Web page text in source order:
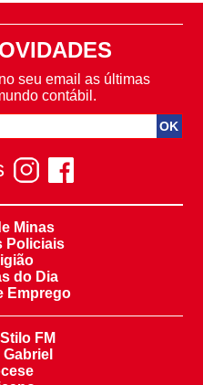
seu email as últimas
contábil.
Minas
Policiais
do Dia
Emprego
FM
Gabriel